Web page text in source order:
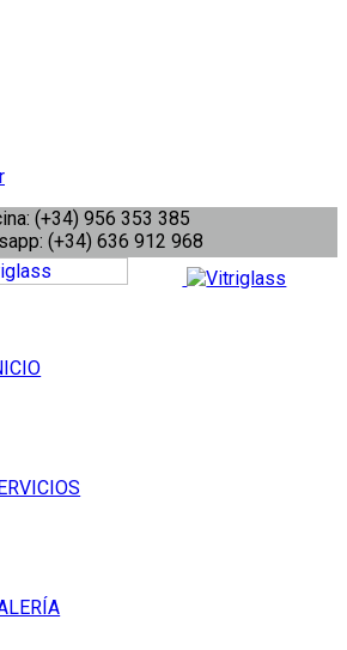
(+34) 956 353 385
(+34) 636 912 968